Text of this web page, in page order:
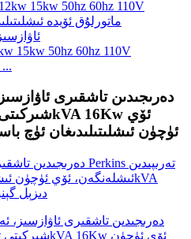
220v 292FE ماتور ...
ئۈچۈن ئىشلىتىلىدىغان ئۈچ